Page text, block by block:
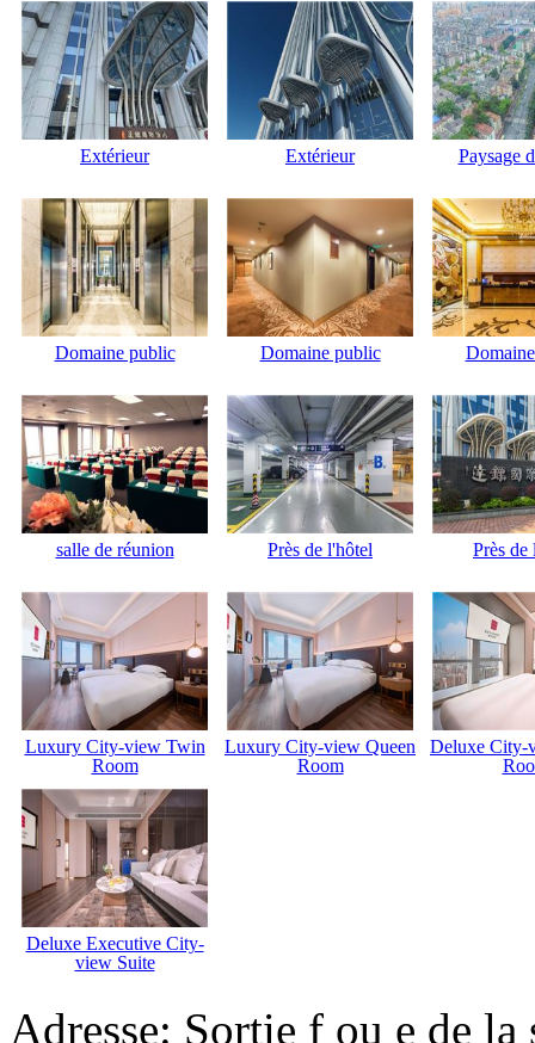
Extérieur Extérieur Paysage
Domaine public Domaine public
salle de réunion Près de l'hôtel Près de
Luxury City-view Twin
Room
Luxury City-view Queen
Room
Deluxe City-
Deluxe Executive City-
view Suite
Adresse: Sortie f ou e de